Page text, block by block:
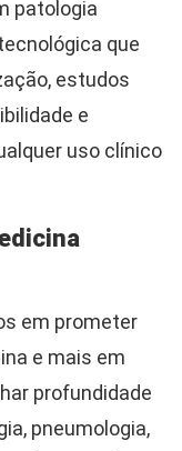
patologia
que
estudos
e
uso clínico
em prometer
e mais em
profundidade
pneumologia,